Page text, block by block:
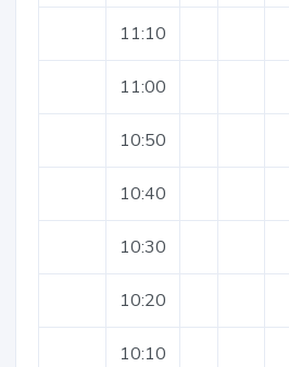
11:10
11:00
10:50
10:40
10:30
10:20
10:10